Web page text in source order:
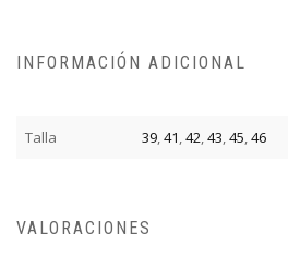
INFORMACIÓN ADICIONAL
Talla 39,41,42,43,45,46
VALORACIONES